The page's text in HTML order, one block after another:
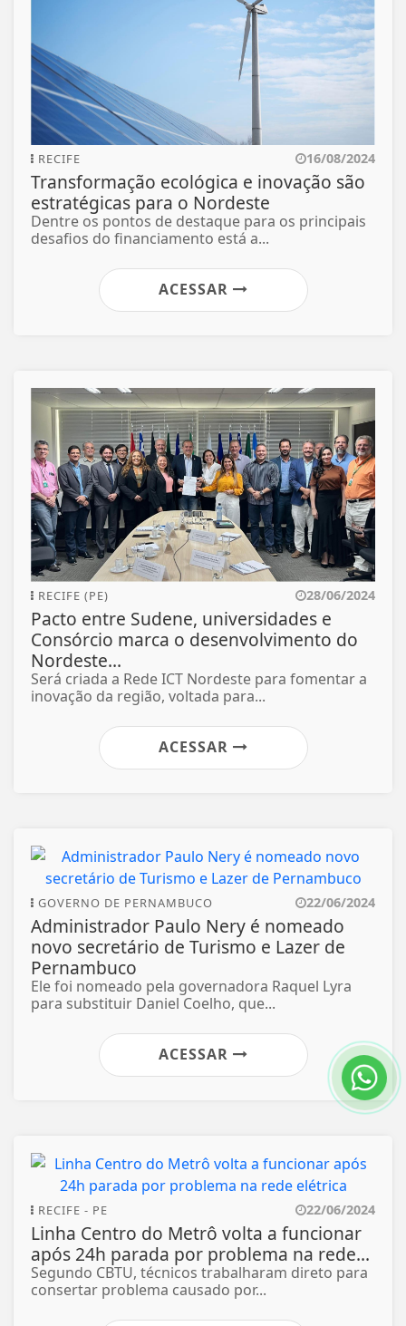
RECIFE 16/08/2024
Transformação ecológica e inovação são
estratégicas para o Nordeste
Dentre os pontos de destaque para os principais
desafios do financiamento está a...
ACESSAR
RECIFE (PE) 28/06/2024
Pacto entre Sudene, universidades e
Consórcio marca o desenvolvimento do
Nordeste...
Será criada a Rede ICT Nordeste para fomentar a
inovação da região, voltada para...
ACESSAR
GOVERNO DE PERNAMBUCO 22/06/2024
Administrador Paulo Nery é nomeado
novo secretário de Turismo e Lazer de
Pernambuco
Ele foi nomeado pela governadora Raquel Lyra
para substituir Daniel Coelho, que...
ACESSAR
RECIFE - PE 22/06/2024
Linha Centro do Metrô volta a funcionar
após 24h parada por problema na rede...
Segundo CBTU, técnicos trabalharam direto para
consertar problema causado por...